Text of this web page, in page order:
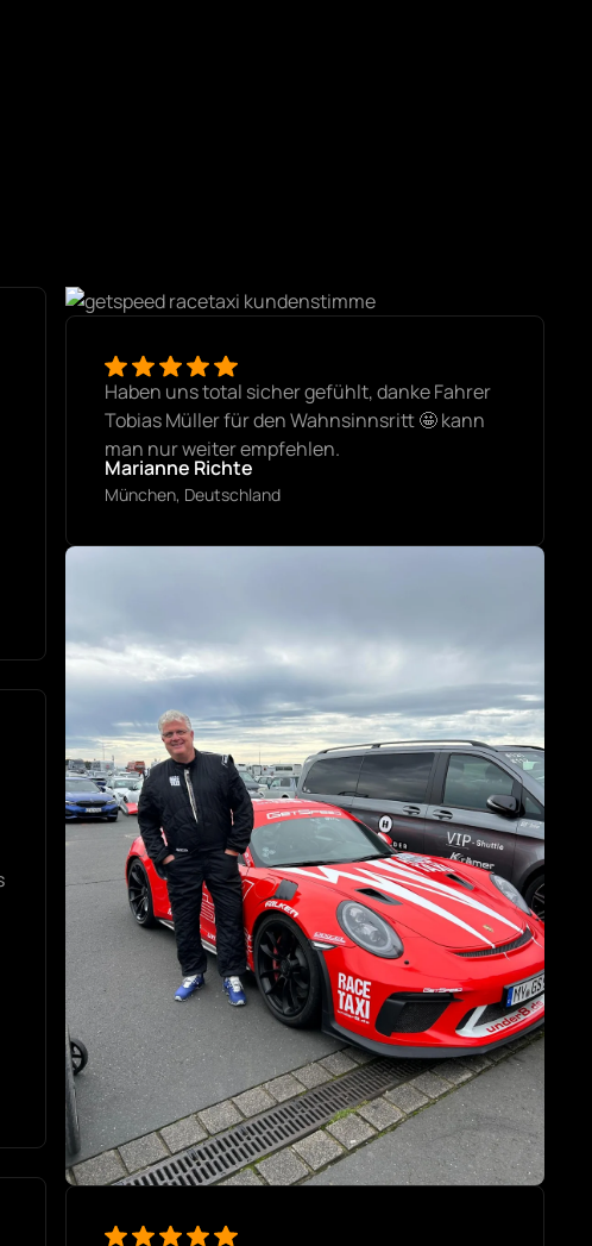
Haben uns total sicher gefühlt, danke Fahrer
Tobias Müller für den Wahnsinnsritt 🤩 kann
man nur weiter empfehlen.
Marianne Richte
München, Deutschland